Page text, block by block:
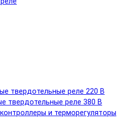
твердотельные реле 220 В
твердотельные реле 380 В
и терморегуляторы